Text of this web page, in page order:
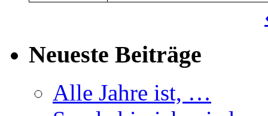
Neueste Beiträge
Alle Jahre ist, …